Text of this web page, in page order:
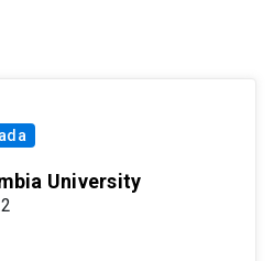
University